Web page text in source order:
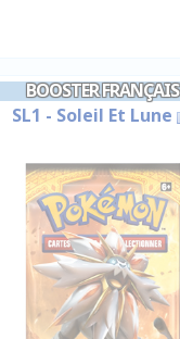
BOOSTER FRANÇAIS
SL1 - Soleil Et Lune